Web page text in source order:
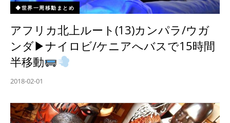
◆世界一周移動まとめ
アフリカ北上ルート(13)カンパラ/ウガ
ンダ▶︎ナイロビ/ケニアへバスで15時間
半移動
2018-02-01